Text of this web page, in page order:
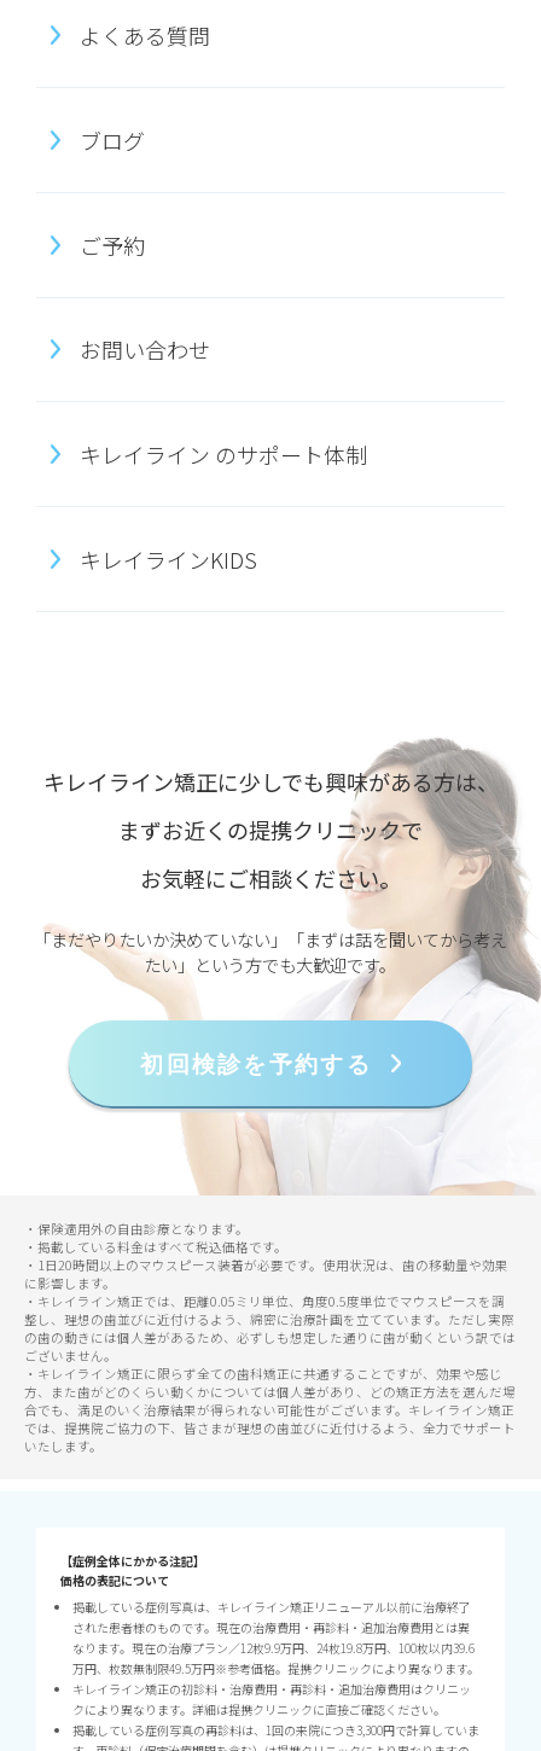
よくある質問
ブログ
ご予約
お問い合わせ
キレイライン のサポート体制
キレイラインKIDS
キレイライン矯正に少しでも興味がある方は、
まずお近くの提携クリニックで
お気軽にご相談ください。
「まだやりたいか決めていない」「まずは話を聞いてから考え
たい」という方でも大歓迎です。
初回検診を予約する
・保険適用外の自由診療となります。
・掲載している料金はすべて税込価格です。
・1日20時間以上のマウスピース装着が必要です。使用状況は、歯の移動量や効果
に影響します。
・キレイライン矯正では、距離0.05ミリ単位、角度0.5度単位でマウスピースを調
整し、理想の歯並びに近付けるよう、綿密に治療計画を立てています。ただし実際
の歯の動きには個人差があるため、必ずしも想定した通りに歯が動くという訳では
ございません。
・キレイライン矯正に限らず全ての歯科矯正に共通することですが、効果や感じ
方、また歯がどのくらい動くかについては個人差があり、どの矯正方法を選んだ場
合でも、満足のいく治療結果が得られない可能性がございます。キレイライン矯正
では、提携院ご協力の下、皆さまが理想の歯並びに近付けるよう、全力でサポート
いたします。
【症例全体にかかる注記】
価格の表記について
掲載している症例写真は、キレイライン矯正リニューアル以前に治療終了
された患者様のものです。現在の治療費用・再診料・追加治療費用とは異
なります。現在の治療プラン／12枚9.9万円、24枚19.8万円、100枚以内39.6
万円、枚数無制限49.5万円※参考価格。提携クリニックにより異なります。
キレイライン矯正の初診料・治療費用・再診料・追加治療費用はクリニッ
クにより異なります。詳細は提携クリニックに直接ご確認ください。
掲載している症例写真の再診料は、1回の来院につき3,300円で計算していま